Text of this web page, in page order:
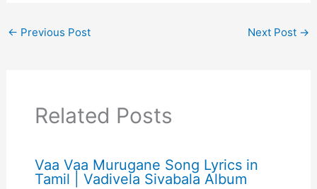
← Previous Post Next Post →
Related Posts
Vaa Vaa Murugane Song Lyrics in
Tamil | Vadivela Sivabala Album